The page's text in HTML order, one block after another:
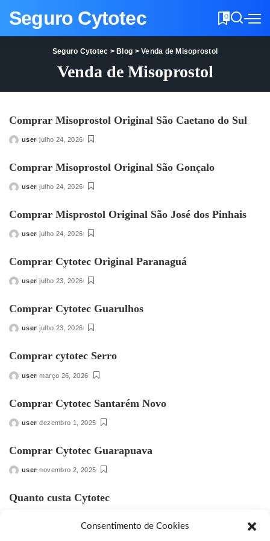
Consentimento de Cookies
Seguro Cytotec 0
Seguro Cytotec > Blog >Venda de Misoprostol
Venda de Misoprostol
Comprar Misoprostol Original São Caetano do Sul
Posted
user julho 24, 2026
Comprar Misoprostol Original São Gonçalo
Posted
user julho 24, 2026
Comprar Misprostol Original São José dos Pinhais
Posted
user julho 24, 2026
Comprar Cytotec Original Paranaguá
Posted
user julho 23, 2026
Comprar Cytotec Guarulhos
Posted
user julho 23, 2026
Comprar cytotec Serro
Posted
user março 26, 2026
Comprar Cytotec Santarém Novo
Posted
user dezembro 1, 2025
Comprar Cytotec Guarapuava
Posted
user novembro 2, 2025
Quanto custa Cytotec